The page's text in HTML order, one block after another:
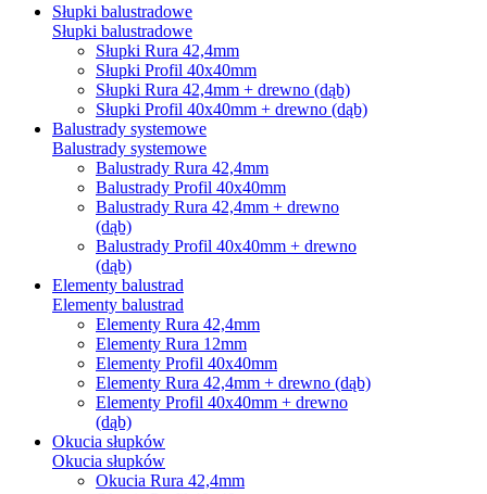
Słupki balustradowe
Słupki balustradowe
Słupki Rura 42,4mm
Słupki Profil 40x40mm
Słupki Rura 42,4mm + drewno (dąb)
Słupki Profil 40x40mm + drewno (dąb)
Balustrady systemowe
Balustrady systemowe
Balustrady Rura 42,4mm
Balustrady Profil 40x40mm
Balustrady Rura 42,4mm + drewno
(dąb)
Balustrady Profil 40x40mm + drewno
(dąb)
Elementy balustrad
Elementy balustrad
Elementy Rura 42,4mm
Elementy Rura 12mm
Elementy Profil 40x40mm
Elementy Rura 42,4mm + drewno (dąb)
Elementy Profil 40x40mm + drewno
(dąb)
Okucia słupków
Okucia słupków
Okucia Rura 42,4mm